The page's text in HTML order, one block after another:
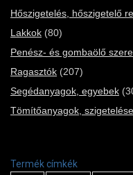
Hőszigetelés, hőszigetelő
Lakkok (80)
Penész- és gombaölő
Ragasztók (207)
Segédanyagok, egyebek
Tömítőanyagok,
Termék címkék